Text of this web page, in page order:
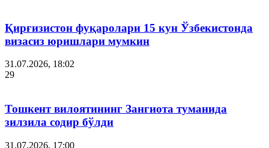
Қирғизистон фуқаролари 15 кун Ўзбекистонда
визасиз юришлари мумкин
31.07.2026, 18:02
29
Тошкент вилоятининг Зангиота туманида
зилзила содир бўлди
31.07.2026, 17:00